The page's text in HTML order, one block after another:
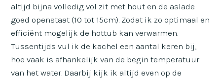
altijd bijna volledig vol zit met hout en de aslade
goed openstaat (10 tot 15cm). Zodat ik zo optimaal en
efficiënt mogelijk de hottub kan verwarmen.
Tussentijds vul ik de kachel een aantal keren bij,
hoe vaak is afhankelijk van de begin temperatuur
van het water. Daarbij kijk ik altijd even op de